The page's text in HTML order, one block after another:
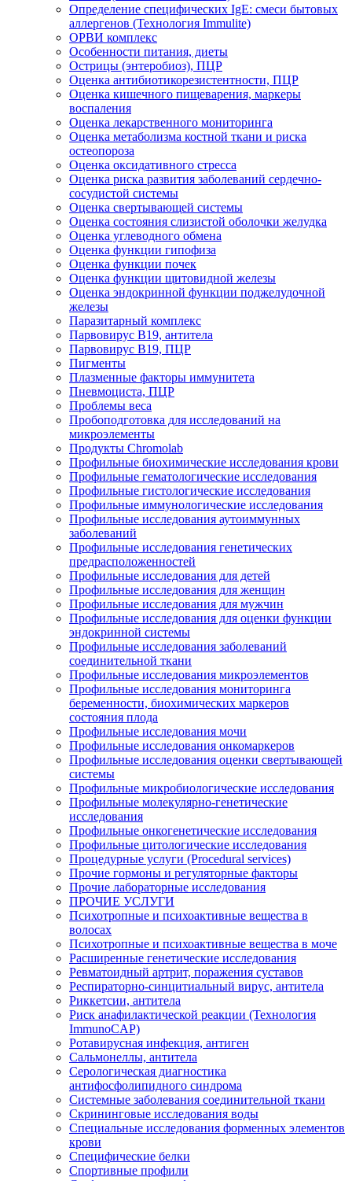
Определение специфических IgЕ: смеси бытовых
аллергенов (Технология Immulite)
ОРВИ комплекс
Особенности питания, диеты
Острицы (энтеробиоз), ПЦР
Оценка антибиотикорезистентности, ПЦР
Оценка кишечного пищеварения, маркеры
воспаления
Оценка лекарственного мониторинга
Оценка метаболизма костной ткани и риска
остеопороза
Оценка оксидативного стресса
Оценка риска развития заболеваний сердечно-
сосудистой системы
Оценка свертывающей системы
Оценка состояния слизистой оболочки желудка
Оценка углеводного обмена
Оценка функции гипофиза
Оценка функции почек
Оценка функции щитовидной железы
Оценка эндокринной функции поджелудочной
железы
Паразитарный комплекс
Парвовирус B19, антитела
Парвовирус В19, ПЦР
Пигменты
Плазменные факторы иммунитета
Пневмоциста, ПЦР
Проблемы веса
Пробоподготовка для исследований на
микроэлементы
Продукты Chromolab
Профильные биохимические исследования крови
Профильные гематологические исследования
Профильные гистологические исследования
Профильные иммунологические исследования
Профильные исследования аутоиммунных
заболеваний
Профильные исследования генетических
предрасположенностей
Профильные исследования для детей
Профильные исследования для женщин
Профильные исследования для мужчин
Профильные исследования для оценки функции
эндокринной системы
Профильные исследования заболеваний
соединительной ткани
Профильные исследования микроэлементов
Профильные исследования мониторинга
беременности, биохимических маркеров
состояния плода
Профильные исследования мочи
Профильные исследования онкомаркеров
Профильные исследования оценки свертывающей
системы
Профильные микробиологические исследования
Профильные молекулярно-генетические
исследования
Профильные онкогенетические исследования
Профильные цитологические исследования
Процедурные услуги (Procedural services)
Прочие гормоны и регуляторные факторы
Прочие лабораторные исследования
ПРОЧИЕ УСЛУГИ
Психотропные и психоактивные вещества в
волосах
Психотропные и психоактивные вещества в моче
Расширенные генетические исследования
Ревматоидный артрит, поражения суставов
Респираторно-синцитиальный вирус, антитела
Риккетсии, антитела
Риск анафилактической реакции (Технология
ImmunoCAP)
Ротавирусная инфекция, антиген
Сальмонеллы, антитела
Серологическая диагностика
антифосфолипидного синдрома
Системные заболевания соединительной ткани
Скрининговые исследования воды
Специальные исследования форменных элементов
крови
Специфические белки
Спортивные профили